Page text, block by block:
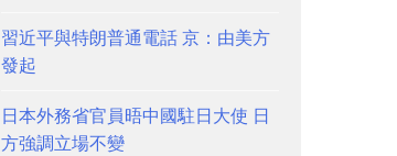
習近平與特朗普通電話 京：由美方
發起
日本外務省官員晤中國駐日大使 日
方強調立場不變